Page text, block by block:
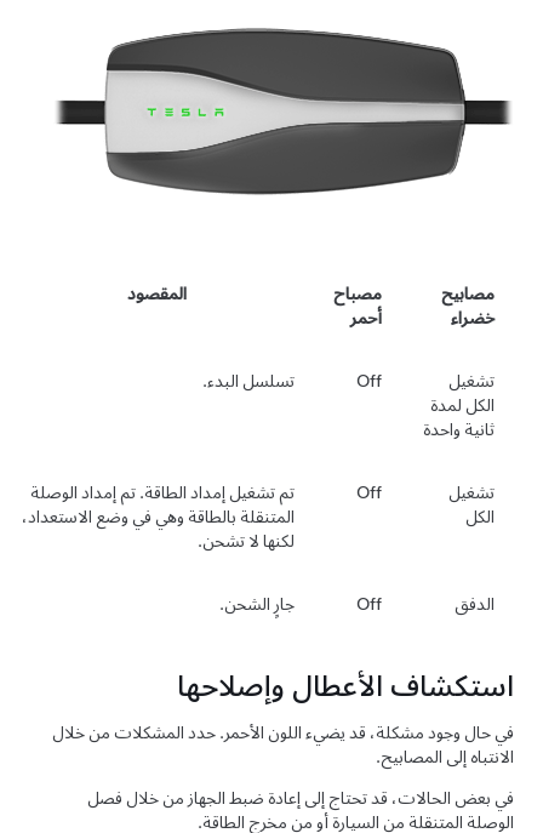
مصابيح
خضراء
مصباح
أحمر
المقصود
تشغيل
الكل لمدة
ثانية واحدة
تسلسل البدء.
تشغيل
تم تشغيل إمداد الطاقة. تم إمداد الوصلة
المتنقلة بالطاقة وهي في وضع الاستعداد،
لكنها لا تشحن.
الدفق جارٍ الشحن.
استكشاف الأعطال وإصلاحها
في حال وجود مشكلة، قد يضيء اللون الأحمر. حدد المشكلات من خلال
الانتباه إلى المصابيح.
في بعض الحالات، قد تحتاج إلى إعادة ضبط الجهاز من خلال فصل
الوصلة المتنقلة من السيارة أو من مخرج الطاقة.